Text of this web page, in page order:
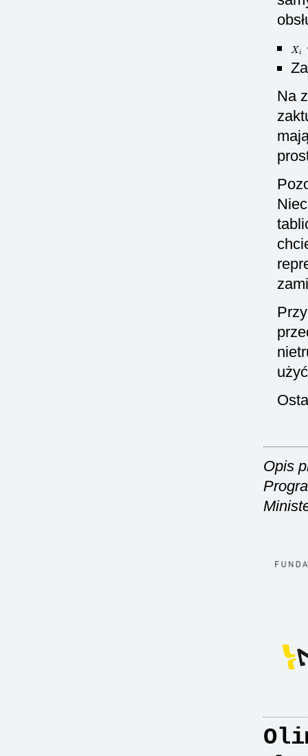
Xi
Na
Opis